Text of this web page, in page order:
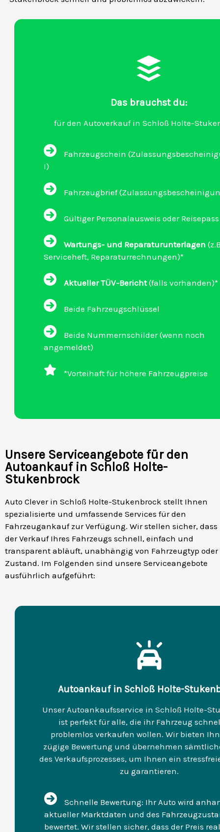
Das brauchst du:
für den Autoverkauf in Schloß Holte-
Fahrzeugschein
I)
Fahrzeugbrief
Gültiger Personalausweis oder Reisepass
Wartungs- und Reparaturunterlagen
Serviceheft, Reparaturrechnungen)*
Aktueller TÜV-Bericht(falls vorhanden)*
Beide Fahrzeugschlüssel
Beide Nummernschilder (wenn noch
angemeldet)
*Vorteihaft für höhere Fahrzeugpreise
Unsere Serviceangebote für den
Autoankauf in Schloß Holte-
Stukenbrock
Auto Clever in Schloß Holte-Stukenbrock stellt Ihnen
spezialisierte und umfassende Services für den
Fahrzeugankauf zur Verfügung. Wir stellen sicher, dass
der Verkauf Ihres Fahrzeugs schnell, einfach und
transparent abläuft, unabhängig von Fahrzeugtyp oder
Zustand. Im Folgenden sind unsere Serviceangebote
ausführlich aufgeführt:
Autoankauf in Schloß Holte-
Unser Autoankaufsservice in Schloß Holte-
ist perfekt für alle, die ihr Fahrzeug
problemlos verkaufen wollen. Wir bieten
zügige Bewertung und übernehmen
des Verkaufsprozesses, um Ihnen ein
zu garantieren.
Schnelle Bewertung: Ihr Auto wird
aktueller Marktdaten und des
bewertet. Wir stellen sicher, dass der Preis